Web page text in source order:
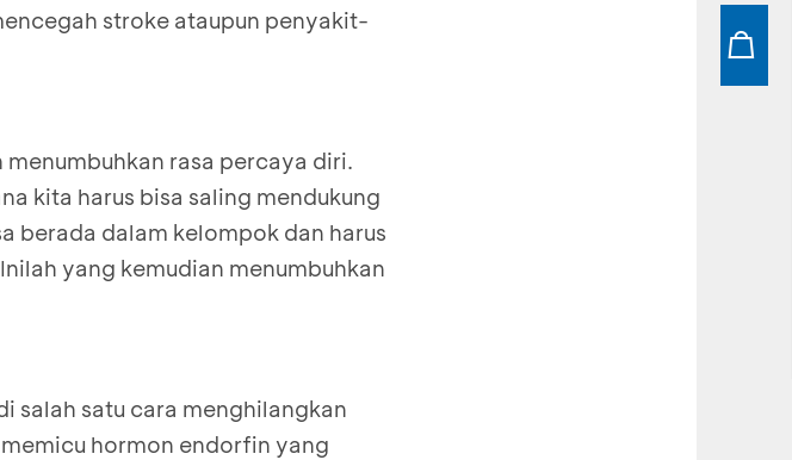
stroke ataupun penyakit-
rasa percaya diri.
kita harus bisa saling mendukung
berada dalam kelompok dan harus
yang kemudian menumbuhkan
salah satu cara menghilangkan
hormon endorfin yang